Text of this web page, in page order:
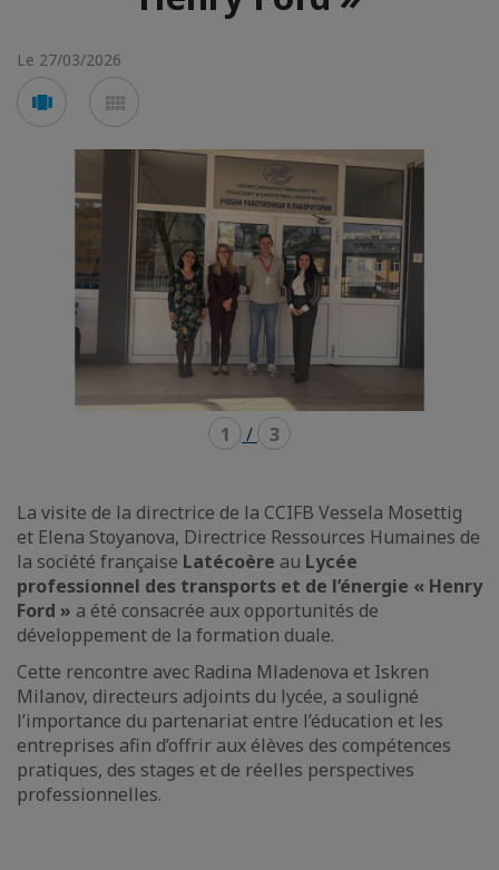
Le 27/03/2026
Voir
en
en
mosaïque
1 / 3
La visite de la directrice de la CCIFB Vessela Mosettig
et Elena Stoyanova, Directrice Ressources Humaines de
la société française Latécoère au Lycée
professionnel des transports et de l’énergie « Henry
Ford » a été consacrée aux opportunités de
développement de la formation duale.
Cette rencontre avec Radina Mladenova et Iskren
Milanov, directeurs adjoints du lycée, a souligné
l’importance du partenariat entre l’éducation et les
entreprises afin d’offrir aux élèves des compétences
pratiques, des stages et de réelles perspectives
professionnelles.